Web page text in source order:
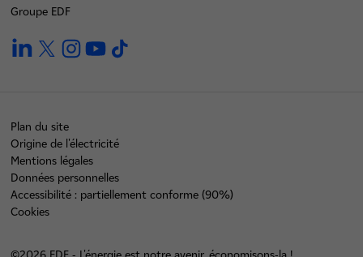
Groupe EDF
linkedintwitterinstagramyoutube
Plan du site
Origine de l'électricité
Mentions légales
Données personnelles
Accessibilité : partiellement conforme (90%)
Cookies